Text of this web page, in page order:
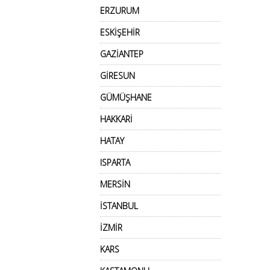
ERZURUM
ESKİŞEHİR
GAZİANTEP
GİRESUN
GÜMÜŞHANE
HAKKARİ
HATAY
ISPARTA
MERSİN
İSTANBUL
İZMİR
KARS